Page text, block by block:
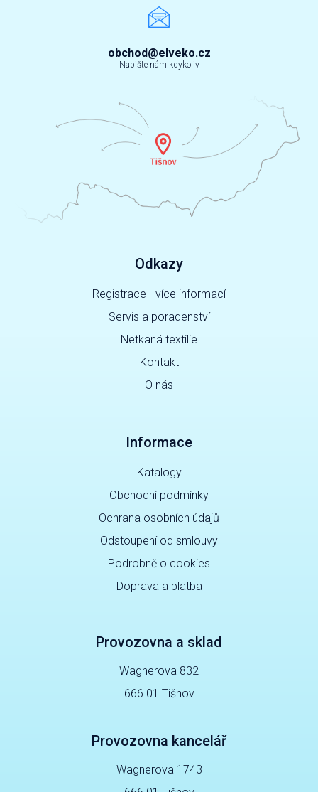
obchod@elveko.cz
Napište nám kdykoliv
Odkazy
Registrace - více informací
Servis a poradenství
Netkaná textilie
Kontakt
O nás
Informace
Katalogy
Obchodní podmínky
Ochrana osobních údajů
Odstoupení od smlouvy
Podrobně o cookies
Doprava a platba
Provozovna a sklad
Wagnerova 832
666 01 Tišnov
Provozovna kancelář
Wagnerova 1743